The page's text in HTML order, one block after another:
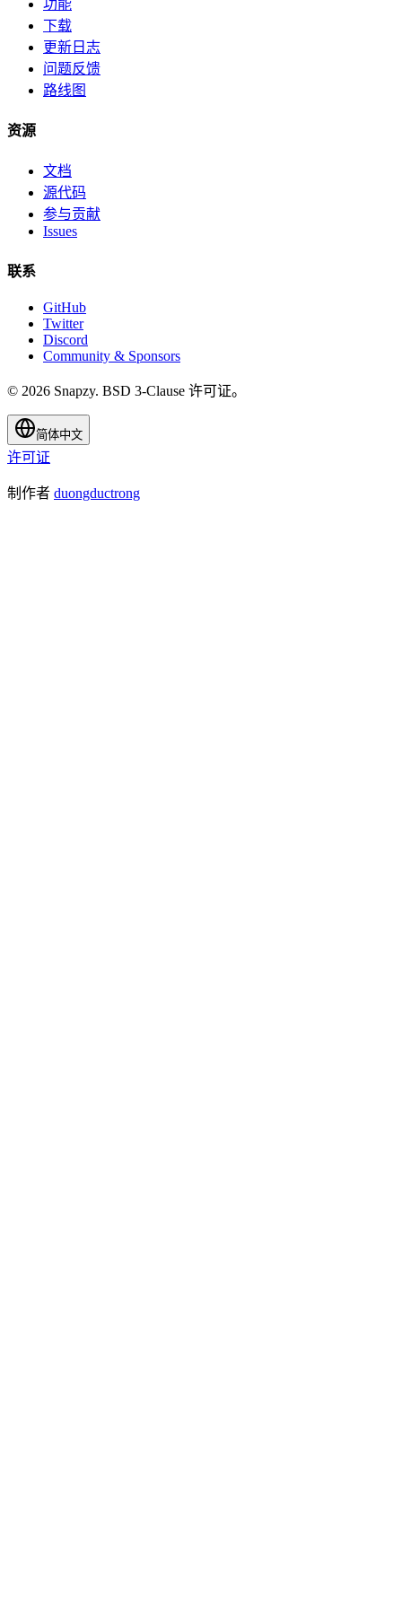
功能
下载
更新日志
问题反馈
路线图
资源
文档
源代码
参与贡献
Issues
联系
GitHub
Twitter
Discord
Community & Sponsors
© 2026 Snapzy. BSD 3-Clause 许可证。
简体中文
许可证
制作者 duongductrong